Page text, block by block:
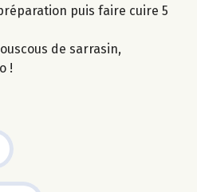
puis faire cuire 5
de sarrasin,
!